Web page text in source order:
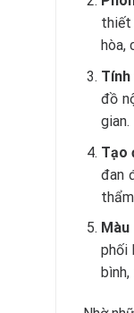
thiết
hòa,
đồ
gian.
Tạo
đan
phối